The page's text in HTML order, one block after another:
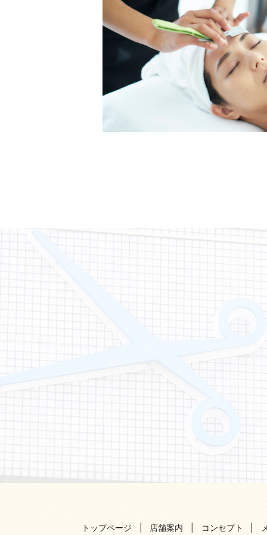
トップページ 店舗案内 コンセプト